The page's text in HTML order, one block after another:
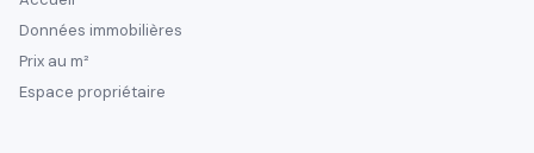
Données immobilières
Prix au m²
Espace propriétaire